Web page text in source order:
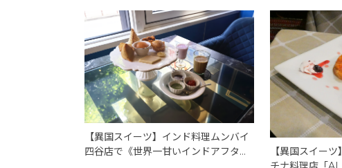
【異国スイーツ】インド料理ムンバイ
四谷店で《世界一甘いインドアフタヌ
【異国スイー